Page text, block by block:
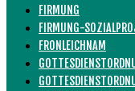
FIRMUNG
FIRMUNG-
FRONLEICHNAM